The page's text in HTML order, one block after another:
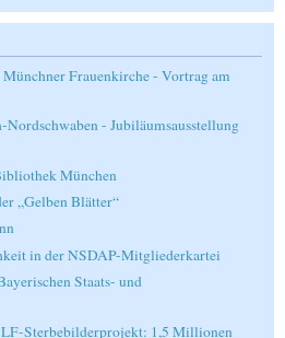
Frauenkirche - Vortrag am
Nordschwaben - Jubiläumsausstellung
München
„Gelben Blätter“
in der NSDAP-Mitgliederkartei
Staats- und
Sterbebilderprojekt: 1,5 Millionen